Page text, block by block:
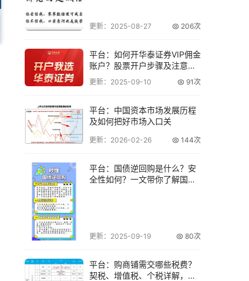
更新：2025-08-27 206次
平台：如何开华泰证券VIP佣金
账户？股票开户步骤及注意事
项详解
更新：2025-09-10 91次
平台：中国资本市场发展历程
及如何把好市场入口关
更新：2026-02-26 144次
平台：国债逆回购是什么？安
全性如何？一文带你了解国债
更新：2025-09-19 80次
平台：购商铺需交哪些税费？
契税、增值税、个税详解，附